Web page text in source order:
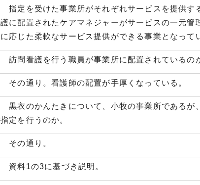
指定を受けた事業所がそれぞれサービスを提供す
護に配置されたケアマネジャーがサービスの一元管
に応じた柔軟なサービス提供ができる事業となって
訪問看護を行う職員が事業所に配置されているの
その通り。看護師の配置が手厚くなっている。
黒衣のかんたきについて、小牧の事業所であるが
指定を行うのか。
その通り。
資料1の3に基づき説明。